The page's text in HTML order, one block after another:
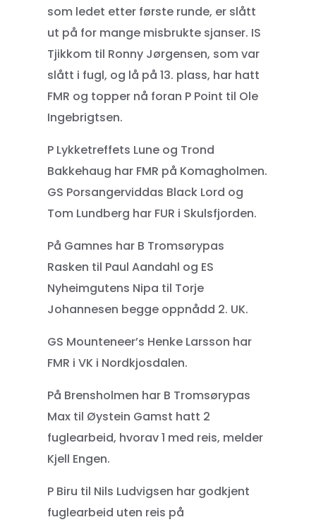
som ledet etter første runde, er slått
ut på for mange misbrukte sjanser. IS
Tjikkom til Ronny Jørgensen, som var
slått i fugl, og lå på 13. plass, har hatt
FMR og topper nå foran P Point til Ole
Ingebrigtsen.
P Lykketreffets Lune og Trond
Bakkehaug har FMR på Komagholmen.
GS Porsangerviddas Black Lord og
Tom Lundberg har FUR i Skulsfjorden.
På Gamnes har B Tromsørypas
Rasken til Paul Aandahl og ES
Nyheimgutens Nipa til Torje
Johannesen begge oppnådd 2. UK.
GS Mounteneer’s Henke Larsson har
FMR i VK i Nordkjosdalen.
På Brensholmen har B Tromsørypas
Max til Øystein Gamst hatt 2
fuglearbeid, hvorav 1 med reis, melder
Kjell Engen.
P Biru til Nils Ludvigsen har godkjent
fuglearbeid uten reis på